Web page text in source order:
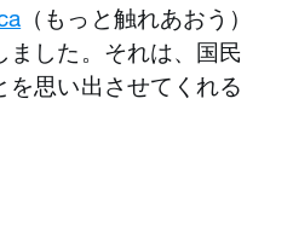
（もっと触れあおう）
ました。それは、国民
思い出させてくれる